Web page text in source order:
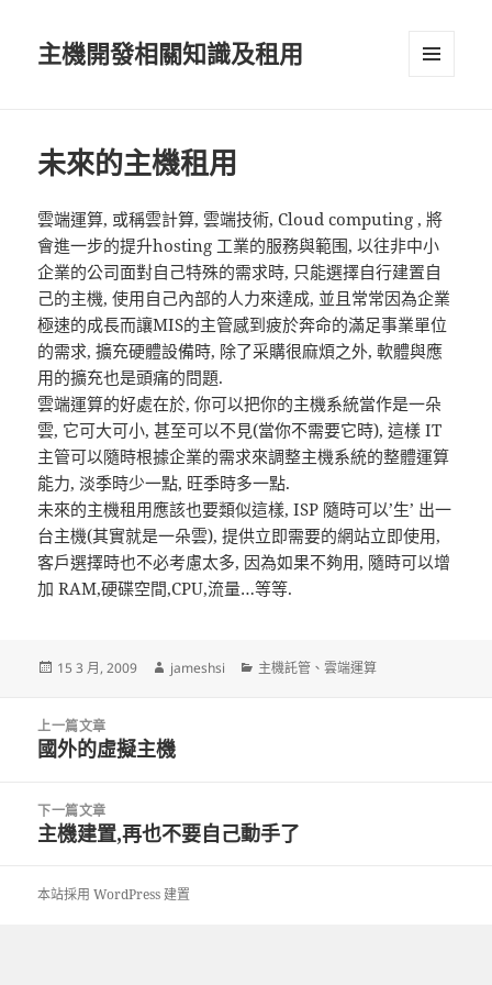
主機開發相關知識及租用
未來的主機租用
雲端運算, 或稱雲計算, 雲端技術, Cloud computing , 將
會進一步的提升hosting 工業的服務與範围, 以往非中小
企業的公司面對自己特殊的需求時, 只能選擇自行建置自
己的主機, 使用自己內部的人力來達成, 並且常常因為企業
極速的成長而讓MIS的主管感到疲於奔命的滿足事業單位
的需求, 擴充硬體設備時, 除了采購很麻煩之外, 軟體與應
用的擴充也是頭痛的問題.
雲端運算的好處在於, 你可以把你的主機系統當作是一朵
雲, 它可大可小, 甚至可以不見(當你不需要它時), 這樣 IT
主管可以隨時根據企業的需求來調整主機系統的整體運算
能力, 淡季時少一點, 旺季時多一點.
未來的主機租用應該也要類似這樣, ISP 隨時可以’生’ 出一
台主機(其實就是一朵雲), 提供立即需要的網站立即使用,
客戶選擇時也不必考慮太多, 因為如果不夠用, 隨時可以增
加 RAM,硬碟空間,CPU,流量…等等.
發
期:
15 3 月, 2009
作
jameshsi
分
主機託管 、雲端運算
上一篇文章
上
篇
文
國外的虛擬主機
下一篇文章
下
篇
主機建置,再也不要自己動手了
本站採用 WordPress 建置